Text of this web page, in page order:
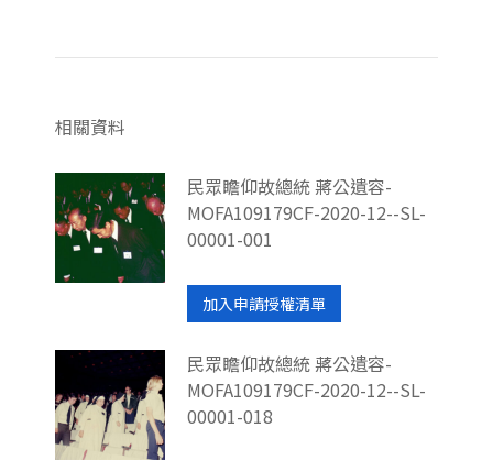
相關資料
民眾瞻仰故總統 蔣公遺容-
MOFA109179CF-2020-12--SL-
00001-001
加入申請授權清單
民眾瞻仰故總統 蔣公遺容-
MOFA109179CF-2020-12--SL-
00001-018